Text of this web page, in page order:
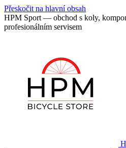
Přeskočit na hlavní obsah
HPM Sport — obchod s koly,
profesionálním servisem